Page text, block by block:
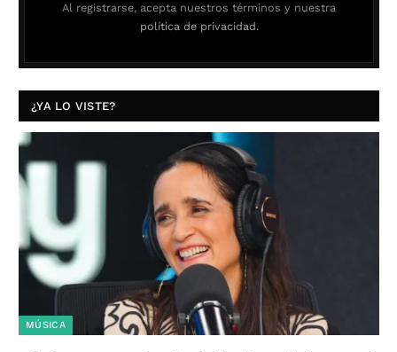
Al registrarse, acepta nuestros términos y nuestra
política de privacidad.
¿YA LO VISTE?
MÚSICA